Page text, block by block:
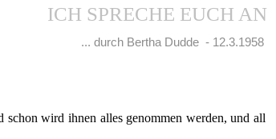
ICH SPRECHE EUCH AN
... durch Bertha Dudde - 12.3.1958
schon wird ihnen alles genommen werden, und all